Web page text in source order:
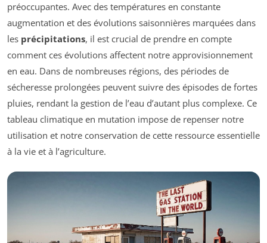
préoccupantes. Avec des températures en constante
augmentation et des évolutions saisonnières marquées dans
les précipitations, il est crucial de prendre en compte
comment ces évolutions affectent notre approvisionnement
en eau. Dans de nombreuses régions, des périodes de
sécheresse prolongées peuvent suivre des épisodes de fortes
pluies, rendant la gestion de l’eau d’autant plus complexe. Ce
tableau climatique en mutation impose de repenser notre
utilisation et notre conservation de cette ressource essentielle
à la vie et à l’agriculture.